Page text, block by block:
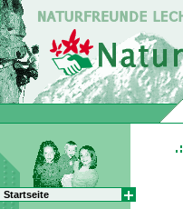
Startseite